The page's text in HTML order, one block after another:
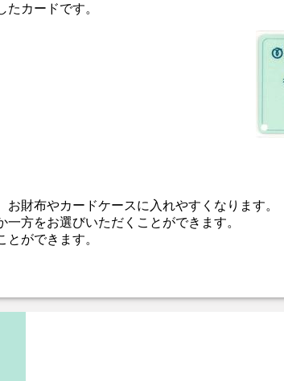
カードです。
財布やカードケースに入れやすくなります。
方をお選びいただくことができます。
ができます。